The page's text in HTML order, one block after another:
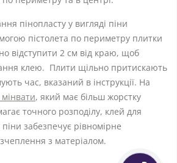
пінопласту у вигляді піни
пістолета по периметру плитки
відступити 2 см від краю, щоб
клею. Плити щільно притискають
час, вказаний в інструкції. На
, який має більш жорстку
точного розподілу, клей для
піни забезпечує рівномірне
з матеріалом.